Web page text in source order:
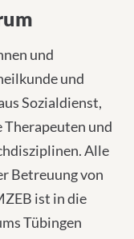
und
und
Sozialdienst,
Therapeuten und
Alle
Betreuung von
ist in die
Tübingen